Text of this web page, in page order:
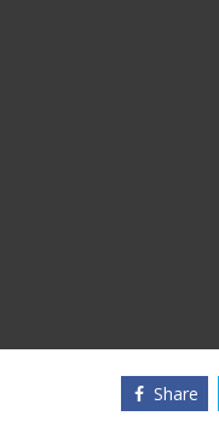
Share